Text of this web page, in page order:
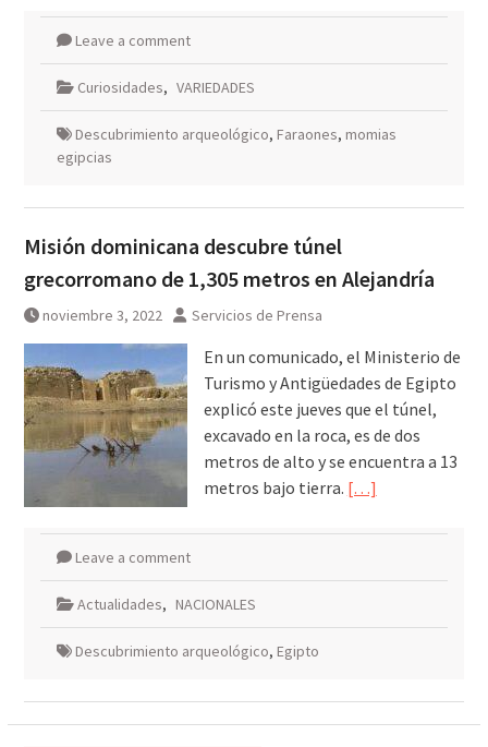
Leave a comment
Curiosidades, VARIEDADES
Descubrimiento arqueológico, Faraones, momias
egipcias
Misión dominicana descubre túnel
grecorromano de 1,305 metros en Alejandría
noviembre 3, 2022 Servicios de Prensa
En un comunicado, el Ministerio de
Turismo y Antigüedades de Egipto
explicó este jueves que el túnel,
excavado en la roca, es de dos
metros de alto y se encuentra a 13
metros bajo tierra. […]
Leave a comment
Actualidades, NACIONALES
Descubrimiento arqueológico, Egipto